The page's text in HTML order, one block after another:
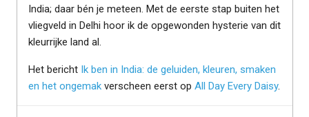
India; daar bén je meteen. Met de eerste stap buiten het
vliegveld in Delhi hoor ik de opgewonden hysterie van dit
kleurrijke land al.
Het bericht Ik ben in India: de geluiden, kleuren, smaken
en het ongemakverscheen eerst op All Day Every Daisy.